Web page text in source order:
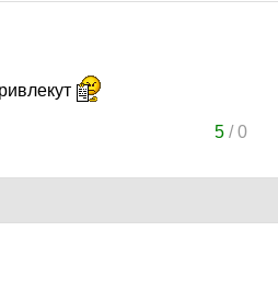
5/0